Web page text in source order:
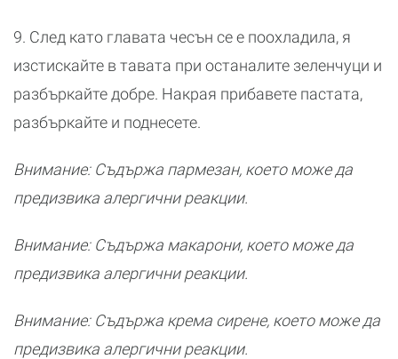
9. След като главата чесън се е поохладила, я
изстискайте в тавата при останалите зеленчуци и
разбъркайте добре. Накрая прибавете пастата,
разбъркайте и поднесете.
Внимание: Съдържа пармезан, което може да
предизвика алергични реакции.
Внимание: Съдържа макарони, което може да
предизвика алергични реакции.
Внимание: Съдържа крема сирене, което може да
предизвика алергични реакции.